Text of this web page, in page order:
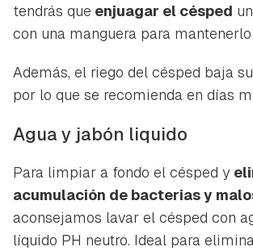
tendrás que enjuagar el césped
con una manguera para
Además, el riego del césped baja
por lo que se recomienda en días
Agua y jabón liquido
Para limpiar a fondo el césped y
acumulación de bacterias y
aconsejamos lavar el césped con
líquido PH neutro. Ideal para